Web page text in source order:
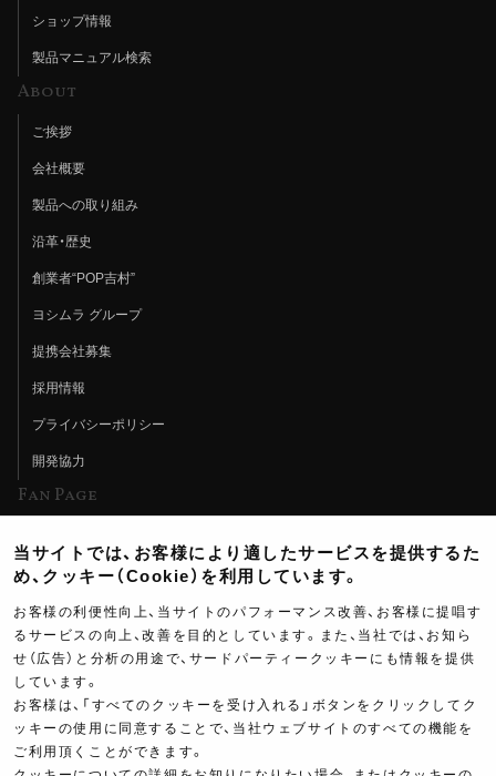
ショップ情報
製品マニュアル検索
About
ご挨拶
会社概要
製品への取り組み
沿革・歴史
創業者“POP吉村”
ヨシムラ グループ
提携会社募集
採用情報
プライバシーポリシー
開発協力
Fan Page
ヨシムラTV
イベント情報
イベントスケジュール
ツーリングブレイクタイム
製品ポスター
当サイトでは、お客様により適したサービスを提供するた
め、クッキー（Cookie）を利用しています。
お客様の利便性向上、当サイトのパフォーマンス改善、お客様に提唱す
るサービスの向上、改善を目的としています。また、当社では、お知ら
せ（広告）と分析の用途で、サードパーティークッキーにも情報を提供
しています。
お客様は、「すべてのクッキーを受け入れる」ボタンをクリックしてク
ッキーの使用に同意することで、当社ウェブサイトのすべての機能を
ご利用頂くことができます。